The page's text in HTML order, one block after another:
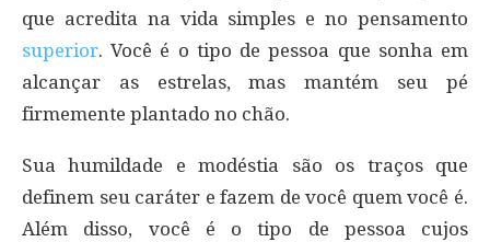
que acredita na vida simples e no pensamento
superior. Você é o tipo de pessoa que sonha em
alcançar as estrelas, mas mantém seu pé
firmemente plantado no chão.
Sua humildade e modéstia são os traços que
definem seu caráter e fazem de você quem você é.
Além disso, você é o tipo de pessoa cujos